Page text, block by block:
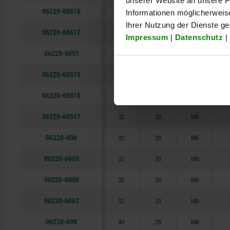
Informationen
Ihrer Nutzung der Dienste
Impressum | Datenschutz |
06220-60616 16 M6
06220-60617
06220-6051 32 20 M5
06220-60515
06220-60516
06220-60517 32 20 M5
06220-606 32 20 M6
06220-6065 32 20 M6
06220-6066 32 20 M6
06220-6067 32 20 M6
06220-608 40 25 M8